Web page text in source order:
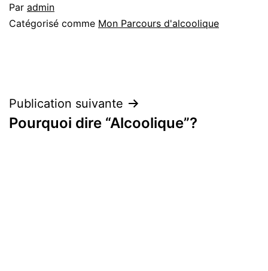
Par admin
Catégorisé comme Mon Parcours d'alcoolique
Navigation
de
Publication suivante
Pourquoi dire “Alcoolique”?